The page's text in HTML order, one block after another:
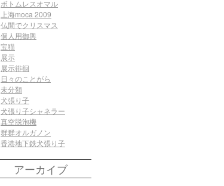
ボトムレスオマル
上海moca 2009
仏間でクリスマス
個人用御輿
宝猫
展示
展示徘徊
日々のことがら
未分類
犬張り子
犬張り子シャネラー
真空脱泡機
群群オルガノン
香港地下鉄犬張り子
アーカイブ